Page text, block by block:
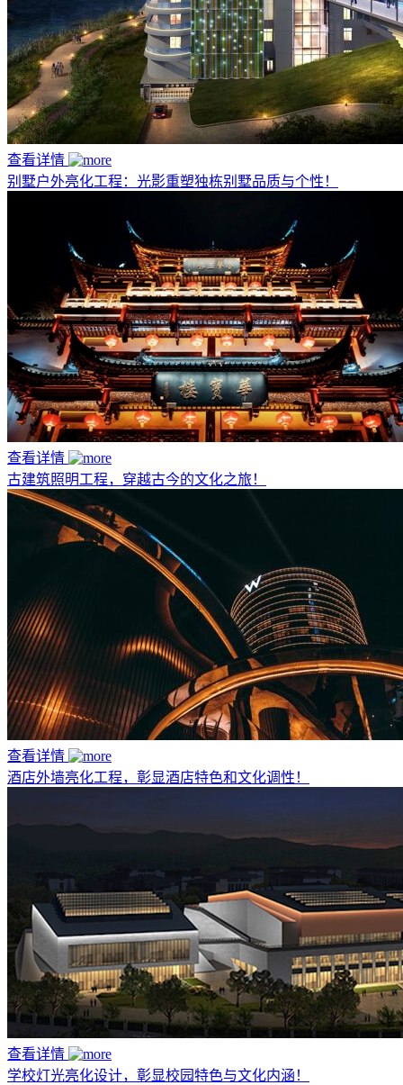
查看详情
别墅户外亮化工程：光影重塑独栋别墅品质与个性！
查看详情
古建筑照明工程，穿越古今的文化之旅！
查看详情
酒店外墙亮化工程，彰显酒店特色和文化调性！
查看详情
学校灯光亮化设计，彰显校园特色与文化内涵！